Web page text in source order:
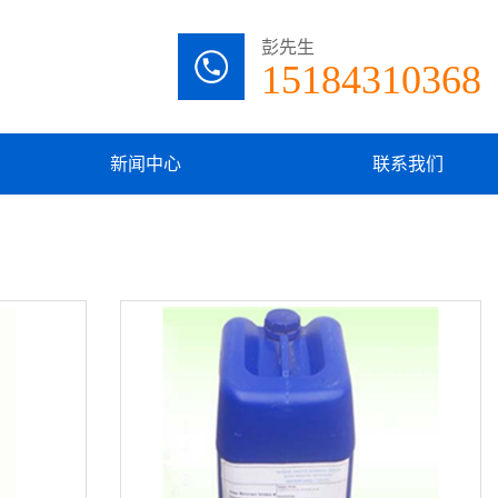
彭先生
15184310368
新闻中心 联系我们